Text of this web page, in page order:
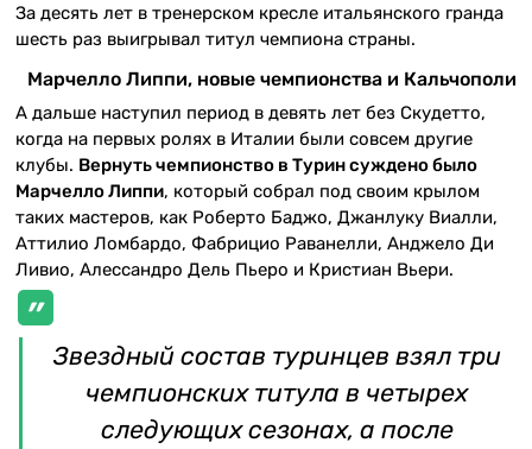
За десять лет в тренерском кресле итальянского гранда
шесть раз выигрывал титул чемпиона страны.
Марчелло Липпи, новые чемпионства и Кальчополи
А дальше наступил период в девять лет без Скудетто,
когда на первых ролях в Италии были совсем другие
клубы. Вернуть чемпионство в Турин суждено было
Марчелло Липпи, который собрал под своим крылом
таких мастеров, как Роберто Баджо, Джанлуку Виалли,
Аттилио Ломбардо, Фабрицио Раванелли, Анджело Ди
Ливио, Алессандро Дель Пьеро и Кристиан Вьери.
Звездный состав туринцев взял три
чемпионских титула в четырех
следующих сезонах, а после